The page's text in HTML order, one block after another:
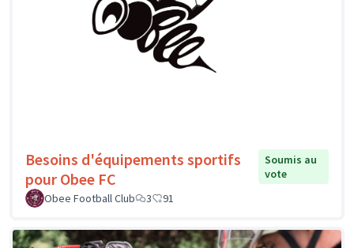
Besoins d'équipements sportifs
pour Obee FC
Soumis au
vote
Obee Football Club
3 91